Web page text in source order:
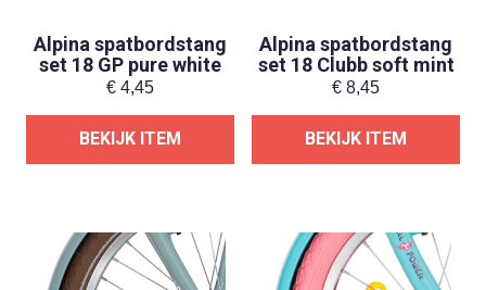
Alpina spatbordstang
set 18 GP pure white
€ 4,45
BEKIJK ITEM
Alpina spatbordstang
set 18 Clubb soft mint
€ 8,45
BEKIJK ITEM